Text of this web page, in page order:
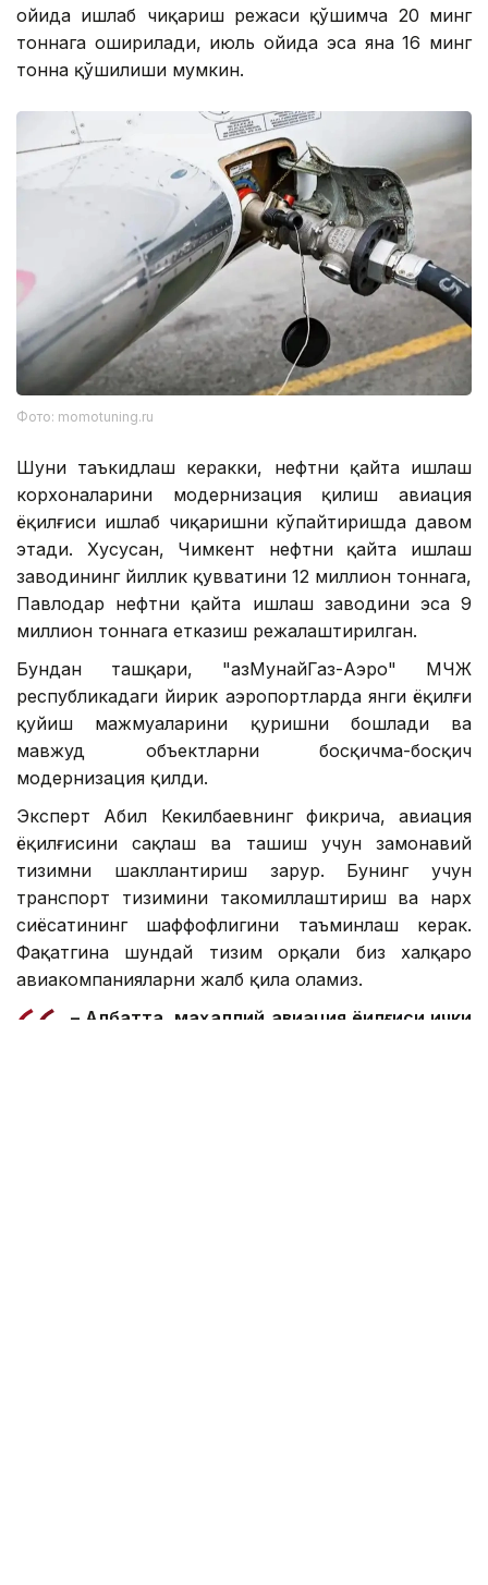
ойида ишлаб чиқариш режаси қўшимча 20 минг
тоннага оширилади, июль ойида эса яна 16 минг
тонна қўшилиши мумкин.
Фото: momotuning.ru
Шуни таъкидлаш керакки, нефтни қайта ишлаш
корхоналарини модернизация қилиш авиация
ёқилғиси ишлаб чиқаришни кўпайтиришда давом
этади. Хусусан, Чимкент нефтни қайта ишлаш
заводининг йиллик қувватини 12 миллион тоннага,
Павлодар нефтни қайта ишлаш заводини эса 9
миллион тоннага етказиш режалаштирилган.
Бундан ташқари, "ҚазМунайГаз-Аэро" МЧЖ
республикадаги йирик аэропортларда янги ёқилғи
қуйиш мажмуаларини қуришни бошлади ва
мавжуд объектларни босқичма-босқич
модернизация қилди.
Эксперт Абил Кекилбаевнинг фикрича, авиация
ёқилғисини сақлаш ва ташиш учун замонавий
тизимни шакллантириш зарур. Бунинг учун
транспорт тизимини такомиллаштириш ва нарх
сиёсатининг шаффофлигини таъминлаш керак.
Фақатгина шундай тизим орқали биз халқаро
авиакомпанияларни жалб қила оламиз.
– Албатта, маҳаллий авиация ёқилғиси ички